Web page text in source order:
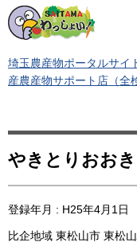
埼玉農産物ポータルサイ
産農産物サポート店（全
やきとりおおき
登録年月 : H25年4月1日
比企地域 東松山市 東松